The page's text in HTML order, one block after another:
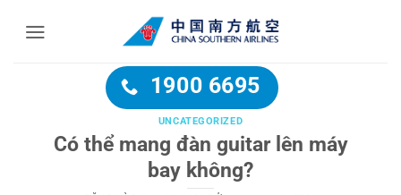
1900 6695
UNCATEGORIZED
Có thể mang đàn guitar lên máy
bay không?